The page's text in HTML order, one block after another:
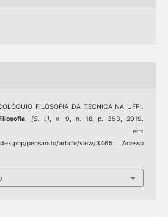
FILOSOFIA DA TÉCNICA NA UFPI.
,[S. l.], v. 9, n. 18, p. 393, 2019.
em:
pensando/article/view/3465. Acesso